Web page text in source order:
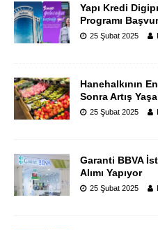
Yapı Kredi
Programı
25 Şubat 2025
Hanehalkının
Sonra Artış
25 Şubat 2025
Garanti BBVA
Alımı Yapıyor
25 Şubat 2025